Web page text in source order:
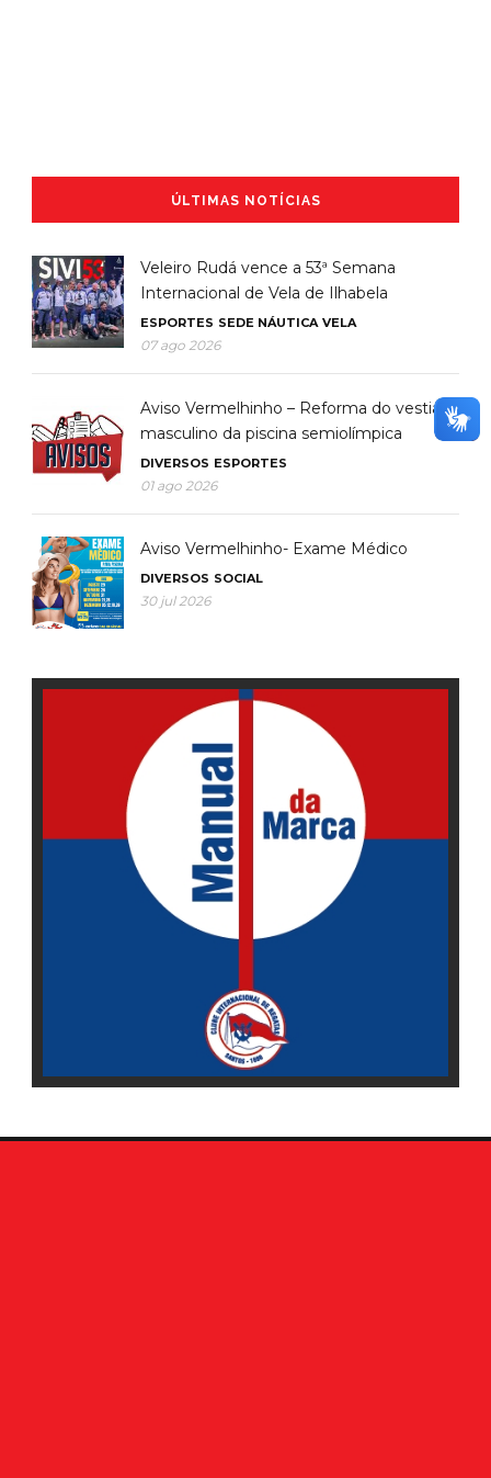
ÚLTIMAS NOTÍCIAS
Veleiro Rudá vence a 53ª Semana
Internacional de Vela de Ilhabela
ESPORTES SEDE NÁUTICA VELA
07 ago 2026
Aviso Vermelhinho – Reforma do vestiário
masculino da piscina semiolímpica
DIVERSOS ESPORTES
01 ago 2026
Aviso Vermelhinho- Exame Médico
DIVERSOS SOCIAL
30 jul 2026